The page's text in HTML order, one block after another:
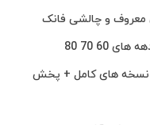
معروف و چالشی فانک
60 70 80
نسخه های کامل + پخش